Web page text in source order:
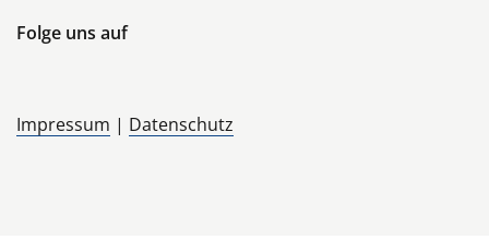
Folge uns auf
Impressum | Datenschutz